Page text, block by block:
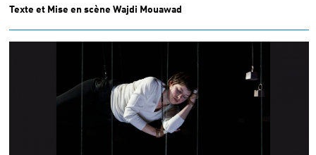
Texte et Mise en scène Wajdi Mouawad